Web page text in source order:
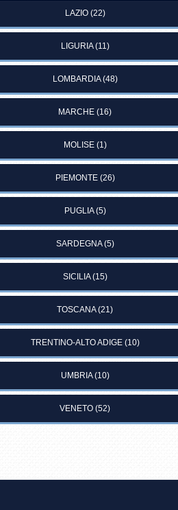
LAZIO(22)
LIGURIA(11)
LOMBARDIA(48)
MARCHE (16)
MOLISE(1)
PIEMONTE(26)
PUGLIA(5)
SARDEGNA(5)
SICILIA(15)
TOSCANA(21)
TRENTINO-ALTO ADIGE(10)
UMBRIA(10)
VENETO (52)